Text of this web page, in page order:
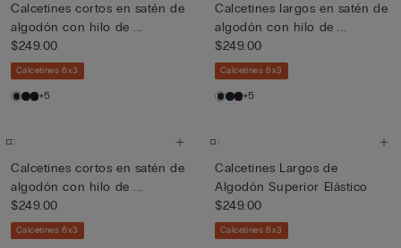
Calcetines cortos en satén de
algodón con hilo de ...
$249.00
Calcetines 6x3
+5
Calcetines largos en satén de
algodón con hilo de ...
$249.00
Calcetines 6x3
+5
Calcetines cortos en satén de
algodón con hilo de ...
$249.00
Calcetines 6x3
Calcetines Largos de
Algodón Superior Elástico
$249.00
Calcetines 6x3